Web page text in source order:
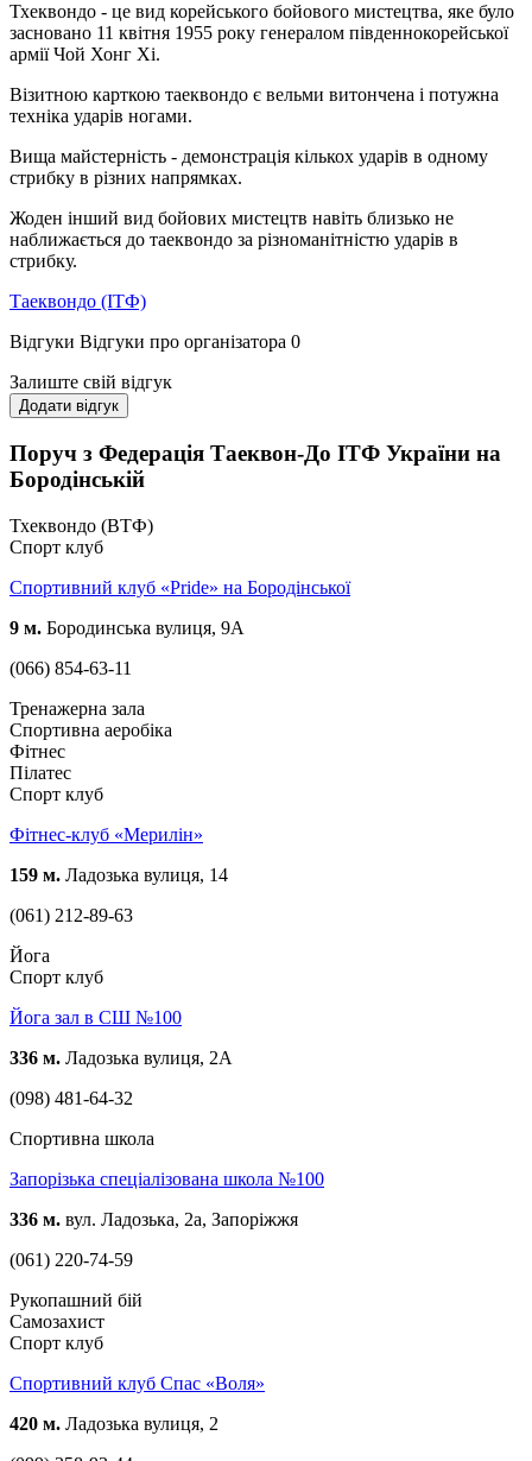
Тхеквондо - це вид корейського бойового мистецтва, яке було
засновано 11 квітня 1955 року генералом південнокорейської
армії Чой Хонг Хі.
Візитною карткою таеквондо є вельми витончена і потужна
техніка ударів ногами.
Вища майстерність - демонстрація кількох ударів в одному
стрибку в різних напрямках.
Жоден інший вид бойових мистецтв навіть близько не
наближається до таеквондо за різноманітністю ударів в
стрибку.
Таеквондо (ІТФ)
Відгуки Відгуки про організатора 0
Залиште свій відгук
Додати відгук
Поруч з Федерація Таеквон-До ІТФ України на
Бородінській
Тхеквондо (ВТФ)
Спорт клуб
Спортивний клуб «Pride» на Бородінської
9 м. Бородинська вулиця, 9А
(066) 854-63-11
Тренажерна зала
Спортивна аеробіка
Фітнес
Пілатес
Спорт клуб
Фітнес-клуб «Мерилін»
159 м. Ладозька вулиця, 14
(061) 212-89-63
Йога
Спорт клуб
Йога зал в СШ №100
336 м. Ладозька вулиця, 2А
(098) 481-64-32
Спортивна школа
Запорізька спеціалізована школа №100
336 м. вул. Ладозька, 2а, Запоріжжя
(061) 220-74-59
Рукопашний бій
Самозахист
Спорт клуб
Спортивний клуб Спас «Воля»
420 м. Ладозька вулиця, 2